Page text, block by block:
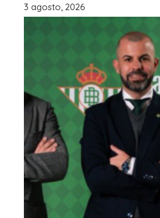
3 agosto, 2026